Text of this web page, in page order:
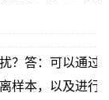
？答：可以通过
样本，以及进行